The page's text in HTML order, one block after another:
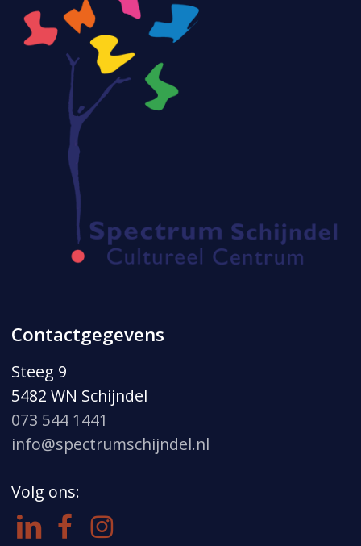
Contactgegevens
Steeg 9
5482 WN Schijndel
073 544 1441
info@spectrumschijndel.nl
Volg ons: